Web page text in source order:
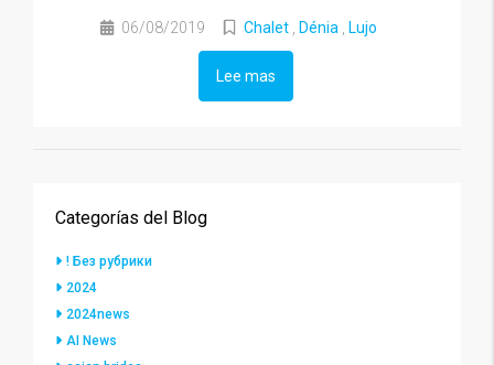
06/08/2019 Chalet Dénia Lujo
Lee mas
Categorías del Blog
! Без рубрики
2024
2024news
AI News